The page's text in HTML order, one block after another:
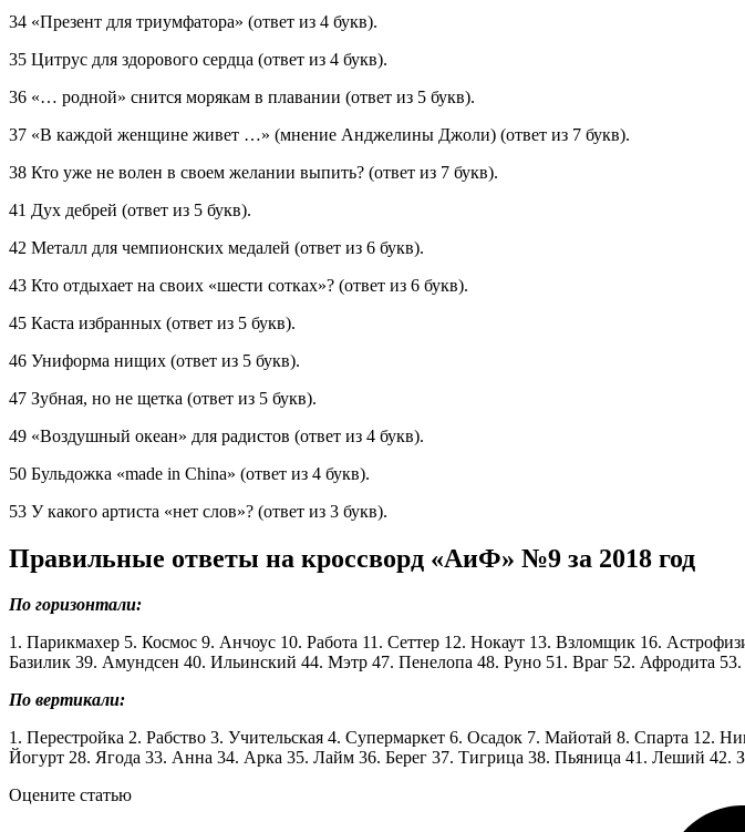
34 «Презент для триумфатора» (ответ из 4 букв).
35 Цитрус для здорового сердца (ответ из 4 букв).
36 «… родной» снится морякам в плавании (ответ из 5 букв).
37 «В каждой женщине живет …» (мнение Анджелины Джоли) (ответ из 7 букв).
38 Кто уже не волен в своем желании выпить? (ответ из 7 букв).
41 Дух дебрей (ответ из 5 букв).
42 Металл для чемпионских медалей (ответ из 6 букв).
43 Кто отдыхает на своих «шести сотках»? (ответ из 6 букв).
45 Каста избранных (ответ из 5 букв).
46 Униформа нищих (ответ из 5 букв).
47 Зубная, но не щетка (ответ из 5 букв).
49 «Воздушный океан» для радистов (ответ из 4 букв).
50 Бульдожка «made in China» (ответ из 4 букв).
53 У какого артиста «нет слов»? (ответ из 3 букв).
Правильные ответы на кроссворд «АиФ» №9 за 2018 год
По горизонтали:
1. Парикмахер 5. Космос 9. Анчоус 10. Работа 11. Сеттер 12. Нокаут 13. Взломщик 16.
Базилик 39. Амундсен 40. Ильинский 44. Мэтр 47. Пенелопа 48. Руно 51. Враг 52. Афродита
По вертикали:
1. Перестройка 2. Рабство 3. Учительская 4. Супермаркет 6. Осадок 7. Майотай 8. Спарта
Йогурт 28. Ягода 33. Анна 34. Арка 35. Лайм 36. Берег 37. Тигрица 38. Пьяница 41. Леший
Оцените статью